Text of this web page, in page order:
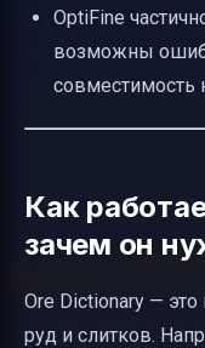
OptiFine
возможны
совместимость
Как
зачем он
Ore Dictionary —
руд и слитков.